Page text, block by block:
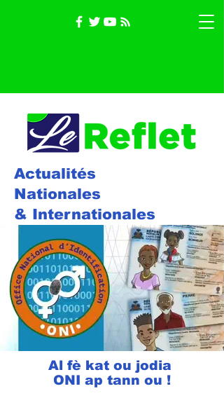
Actualités
Nationales
& Internationales
Al fè kat ou jodia
ONI ap tann ou !